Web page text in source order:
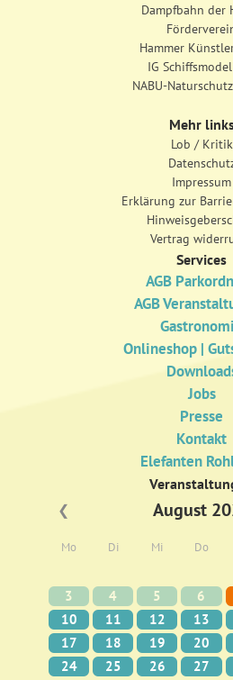
Dampfbahn der
Hammer
IG
NABU-
Mehr
Lob / Kritik
Impressum
Erklärung zur
Vertrag
Services
AGB
AGB
Onlineshop |
Jobs
Presse
Kontakt
Elefanten
❮
August
Mo Di Mi Do
3
4 5 6
10
11 12 13
17
18 19 20
24
25 26 27